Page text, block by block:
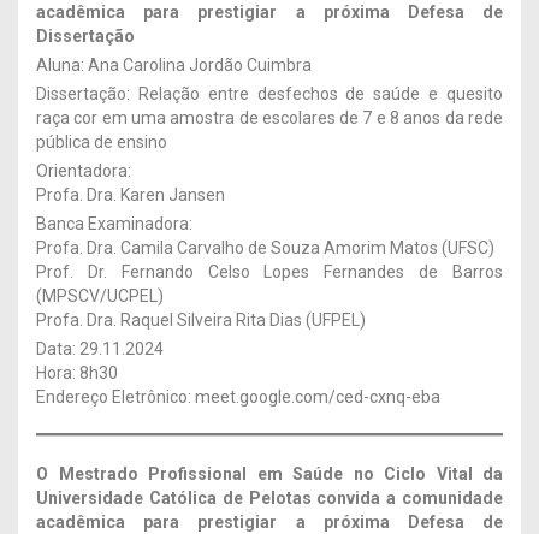
acadêmica para prestigiar a próxima Defesa de
Dissertação
Aluna: Ana Carolina Jordão Cuimbra
Dissertação: Relação entre desfechos de saúde e quesito
raça cor em uma amostra de escolares de 7 e 8 anos da rede
pública de ensino
Orientadora:
Profa. Dra. Karen Jansen
Banca Examinadora:
Profa. Dra. Camila Carvalho de Souza Amorim Matos (UFSC)
Prof. Dr. Fernando Celso Lopes Fernandes de Barros
(MPSCV/UCPEL)
Profa. Dra. Raquel Silveira Rita Dias (UFPEL)
Data: 29.11.2024
Hora: 8h30
Endereço Eletrônico: meet.google.com/ced-cxnq-eba
O Mestrado Profissional em Saúde no Ciclo Vital da
Universidade Católica de Pelotas convida a comunidade
acadêmica para prestigiar a próxima Defesa de